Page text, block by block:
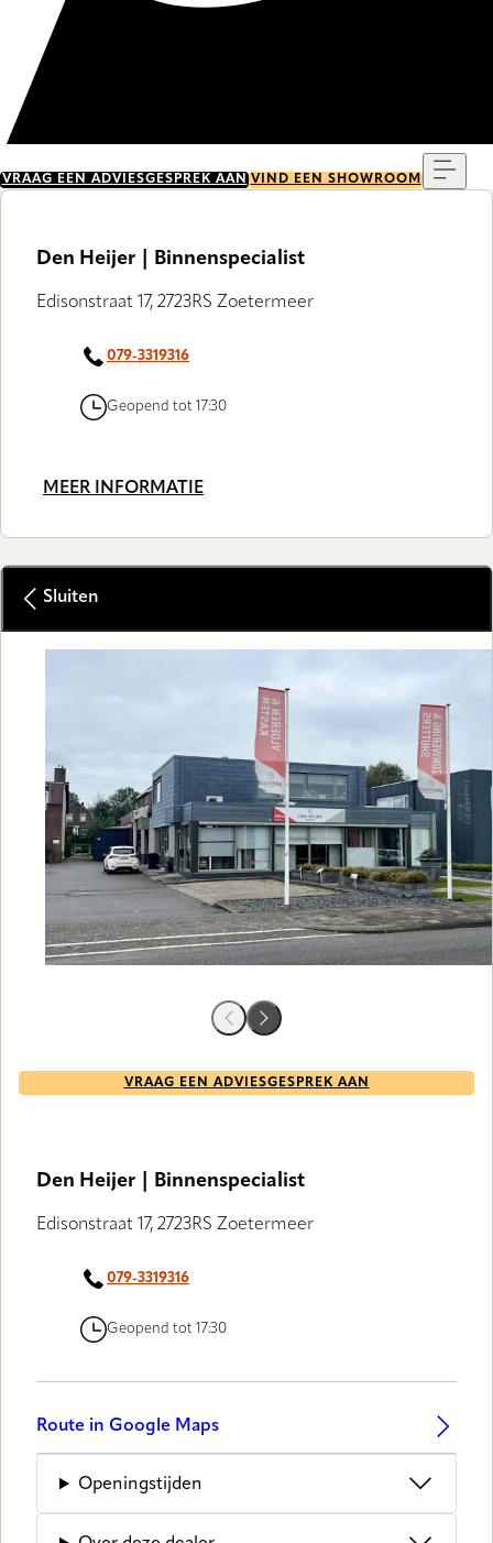
VRAAG EEN ADVIESGESPREK AAN VIND EEN SHOWROOM
Den Heijer | Binnenspecialist
Edisonstraat 17, 2723RS Zoetermeer
079-3319316
Geopend tot 17:30
MEER INFORMATIE
Sluiten
VRAAG EEN ADVIESGESPREK AAN
Den Heijer | Binnenspecialist
Edisonstraat 17, 2723RS Zoetermeer
079-3319316
Geopend tot 17:30
Route in Google Maps
Openingstijden